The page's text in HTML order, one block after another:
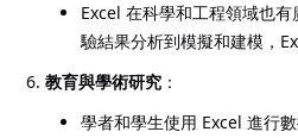
Excel 在科學和工程領域也
驗結果分析到模擬和建模，
教育與學術研究 ：
學者和學生使用 Excel 進行